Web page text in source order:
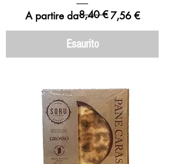
A partire da
Prezzo regolare
8,40 € 7,56 €
Prezzo scontato
Esaurito